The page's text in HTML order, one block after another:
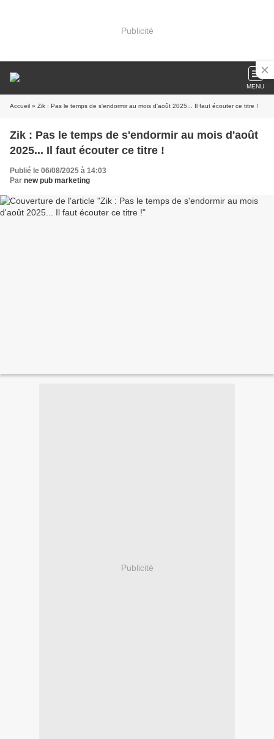
Publicité
MENU
Accueil » Zik : Pas le temps de s'endormir au mois d'août 2025... Il faut écouter ce titre !
Zik : Pas le temps de s'endormir au mois d'août
2025... Il faut écouter ce titre !
Publié le 06/08/2025 à 14:03
Par new pub marketing
Publicité